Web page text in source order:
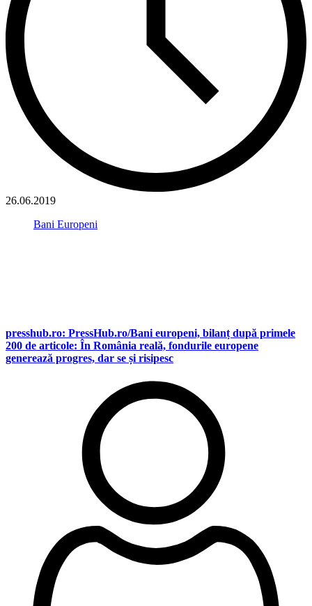
26.06.2019
Bani Europeni
presshub.ro: PressHub.ro/Bani europeni, bilanț după primele
200 de articole: În România reală, fondurile europene
generează progres, dar se și risipesc